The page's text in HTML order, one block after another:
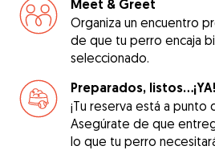
Meet & Greet
Organiza un encuentro
de que tu perro encaja
seleccionado.
Preparados, listos...¡YA!
¡Tu reserva está a punto
Asegúrate de que
lo que tu perro